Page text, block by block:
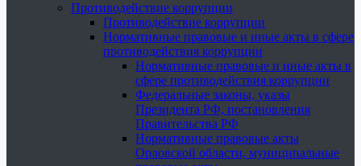
Противодействие коррупции
Противодействие коррупции
Нормативные правовые и иные акты в сфере
противодействия коррупции
Нормативные правовые и иные акты в
сфере противодействия коррупции
Федеральные законы, указы
Президента РФ, постановления
Правительства РФ
Нормативные правовые акты
Орловской области, муниципальные